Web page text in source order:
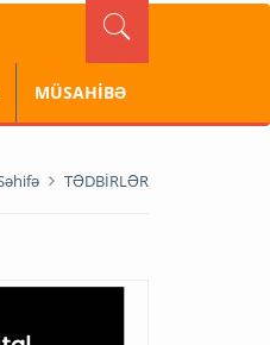
MÜSAHİBƏ
TƏDBİRLƏR